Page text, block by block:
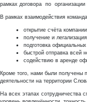
рамках договора по организации
В рамках взаимодействия
открытие счёта
получение и
подготовка
быстрой отправка всей
содействию в аренде
Кроме того, нами были получены
деятельности на территории
На всех этапах сотрудничества